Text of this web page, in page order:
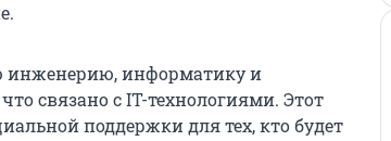
информатику и
связано с IT-технологиями. Этот
поддержки для тех, кто будет